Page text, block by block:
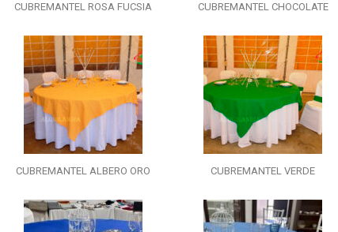
CUBREMANTEL ROSA FUCSIA CUBREMANTEL CHOCOLATE
CUBREMANTEL ALBERO ORO CUBREMANTEL VERDE